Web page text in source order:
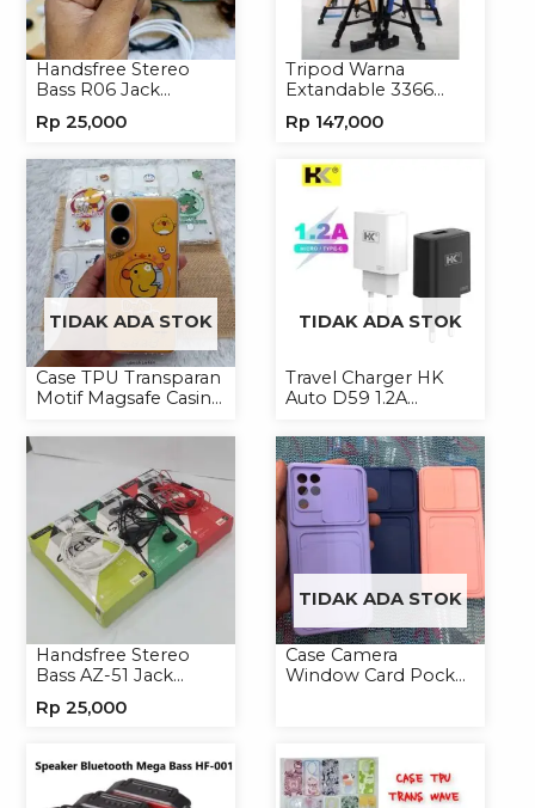
Handsfree Stereo
Bass R06 Jack
Headset Headphone
Rp 25,000
Tripod Warna
Extandable 3366
Kamera
Rp 147,000
TIDAK ADA STOK
Case TPU Transparan
Motif Magsafe Casing
Softcase
TIDAK ADA STOK
Travel Charger HK
Auto D59 1.2A
Handsfree Stereo
Bass AZ-51 Jack
Headset
Rp 25,000
TIDAK ADA STOK
Case Camera
Window Card Pocket